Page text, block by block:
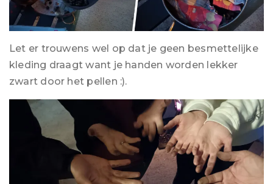
Let er trouwens wel op dat je geen besmettelijke
kleding draagt want je handen worden lekker
zwart door het pellen :).